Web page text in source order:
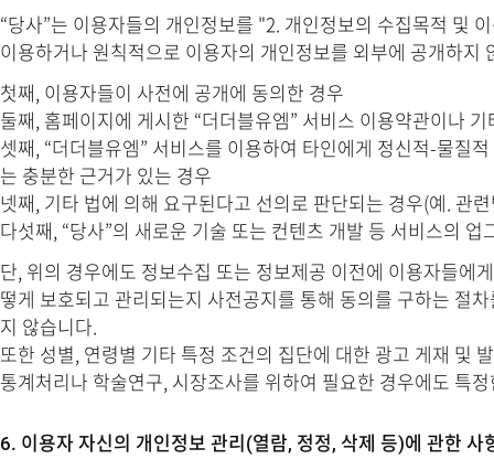
“당사”는 이용자들의 개인정보를 "2. 개인정보의 수집목적 및
이용하거나 원칙적으로 이용자의 개인정보를 외부에 공개하지
첫째, 이용자들이 사전에 공개에 동의한 경우
둘째, 홈페이지에 게시한 “더더블유엠” 서비스 이용약관이나
셋째, “더더블유엠” 서비스를 이용하여 타인에게 정신적-물질
는 충분한 근거가 있는 경우
넷째, 기타 법에 의해 요구된다고 선의로 판단되는 경우(예. 관
다섯째, “당사”의 새로운 기술 또는 컨텐츠 개발 등 서비스의 업
단, 위의 경우에도 정보수집 또는 정보제공 이전에 이용자들에
떻게 보호되고 관리되는지 사전공지를 통해 동의를 구하는 절
지 않습니다.
또한 성별, 연령별 기타 특정 조건의 집단에 대한 광고 게재 및
통계처리나 학술연구, 시장조사를 위하여 필요한 경우에도 특
6. 이용자 자신의 개인정보 관리(열람, 정정, 삭제 등)에 관한 사